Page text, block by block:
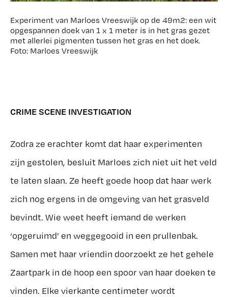
Experiment van Marloes Vreeswijk op de 49m2: een wit
opgespannen doek van 1 x 1 meter is in het gras gezet
met allerlei pigmenten tussen het gras en het doek.
Foto: Marloes Vreeswijk
CRIME SCENE INVESTIGATION
Zodra ze erachter komt dat haar experimenten
zijn gestolen, besluit Marloes zich niet uit het veld
te laten slaan. Ze heeft goede hoop dat haar werk
zich nog ergens in de omgeving van het grasveld
bevindt. Wie weet heeft iemand de werken
‘opgeruimd’ en weggegooid in een prullenbak.
Samen met haar vriendin doorzoekt ze het gehele
Zaartpark in de hoop een spoor van haar doeken te
vinden. Elke vierkante centimeter wordt